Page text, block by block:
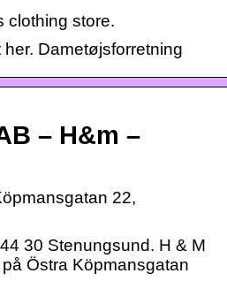
clothing store.
Dametøjsforretning
– H&m –
22,
30 Stenungsund. H & M
Östra Köpmansgatan